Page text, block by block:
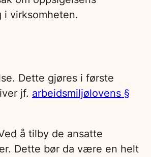
virksomheten.
Dette gjøres i første
jf. arbeidsmiljølovens §
å tilby de ansatte
Dette bør da være en helt